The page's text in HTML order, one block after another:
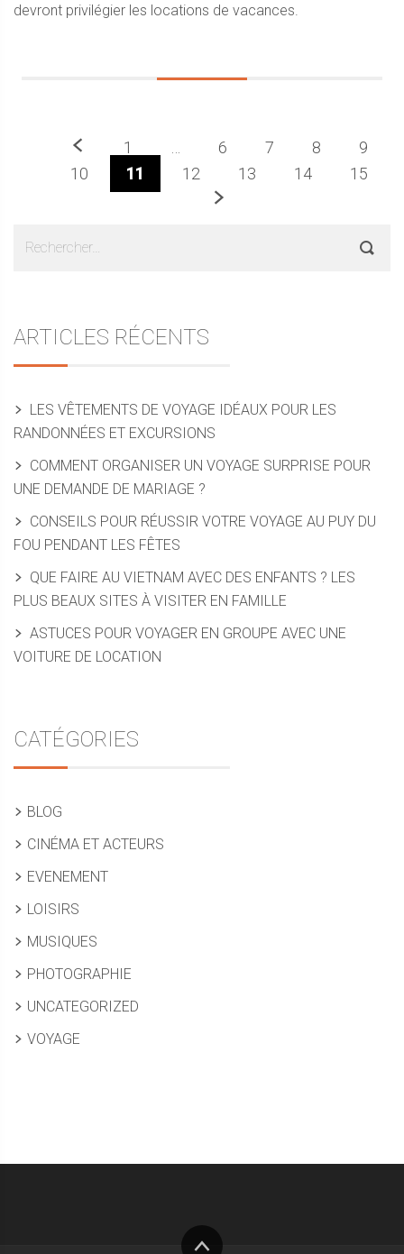
devront privilégier les locations de vacances.
Précédent
1 6 7 8
9
10
11 12 13 14
15
Prochaine
Sidebar
ARTICLES RÉCENTS
LES VÊTEMENTS DE VOYAGE IDÉAUX POUR LES
RANDONNÉES ET EXCURSIONS
COMMENT ORGANISER UN VOYAGE SURPRISE POUR
UNE DEMANDE DE MARIAGE ?
CONSEILS POUR RÉUSSIR VOTRE VOYAGE AU PUY DU
FOU PENDANT LES FÊTES
QUE FAIRE AU VIETNAM AVEC DES ENFANTS ? LES
PLUS BEAUX SITES À VISITER EN FAMILLE
ASTUCES POUR VOYAGER EN GROUPE AVEC UNE
VOITURE DE LOCATION
CATÉGORIES
BLOG
CINÉMA ET ACTEURS
EVENEMENT
LOISIRS
MUSIQUES
PHOTOGRAPHIE
UNCATEGORIZED
VOYAGE